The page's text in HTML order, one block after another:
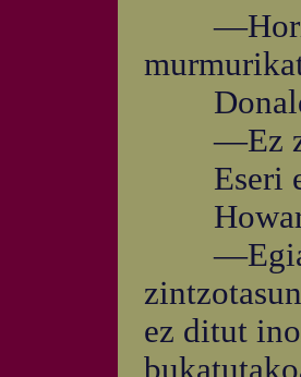
—Hori,
Donald
—Ez
Eseri
Howard
—Egia
ez ditut